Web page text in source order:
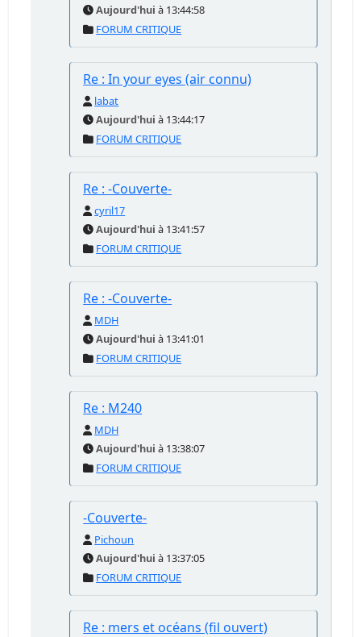
Aujourd'hui à 13:44:58
FORUM CRITIQUE
Re : In your eyes (air connu)
labat
Aujourd'hui à 13:44:17
FORUM CRITIQUE
Re : -Couverte-
cyril17
Aujourd'hui à 13:41:57
FORUM CRITIQUE
Re : -Couverte-
MDH
Aujourd'hui à 13:41:01
FORUM CRITIQUE
Re : M240
MDH
Aujourd'hui à 13:38:07
FORUM CRITIQUE
-Couverte-
Pichoun
Aujourd'hui à 13:37:05
FORUM CRITIQUE
Re : mers et océans (fil ouvert)